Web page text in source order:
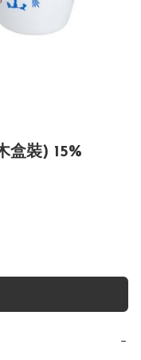
盒裝) 15%
−